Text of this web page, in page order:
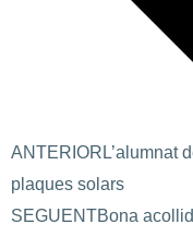
ANTERIOR L’alumnat
plaques solars
SEGUENTBona